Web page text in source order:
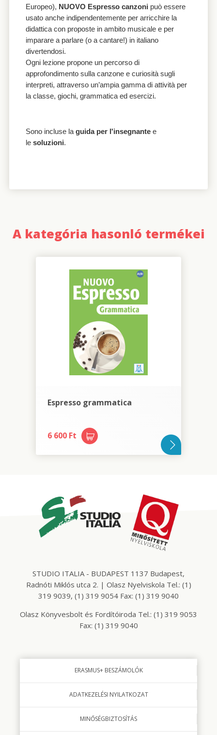
Europeo), NUOVO Espresso canzoni può essere
usato anche indipendentemente per arricchire la
didattica con proposte in ambito musicale e per
imparare a parlare (o a cantare!) in italiano
divertendosi.
Ogni lezione propone un percorso di
approfondimento sulla canzone e curiosità sugli
interpreti, attraverso un’ampia gamma di attività per
la classe, giochi, grammatica ed esercizi.
Sono incluse la guida per l'insegnantee
le soluzioni.
A kategória hasonló termékei
Espresso grammatica
6 600 Ft
STUDIO ITALIA - BUDAPEST 1137 Budapest,
Radnóti Miklós utca 2. | Olasz Nyelviskola Tel.: (1)
319 9039, (1) 319 9054 Fax: (1) 319 9040
Olasz Könyvesbolt és Fordítóiroda Tel.: (1) 319 9053
Fax: (1) 319 9040
ERASMUS+ BESZÁMOLÓK
ADATKEZELÉSI NYILATKOZAT
MINŐSÉGBIZTOSÍTÁS